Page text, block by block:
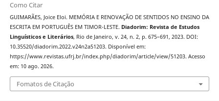
Como Citar
GUIMARÃES, Joice Eloi. MEMÓRIA E RENOVAÇÃO DE SENTIDOS NO ENSINO DA
ESCRITA EM PORTUGUÊS EM TIMOR-LESTE. Diadorim: Revista de Estudos
Linguísticos e Literários, Rio de Janeiro, v. 24, n. 2, p. 675–691, 2023. DOI:
10.35520/diadorim.2022.v24n2a51203. Disponível em:
https://www.revistas.ufrj.br/index.php/diadorim/article/view/51203. Acesso
em: 10 ago. 2026.
Fomatos de Citação